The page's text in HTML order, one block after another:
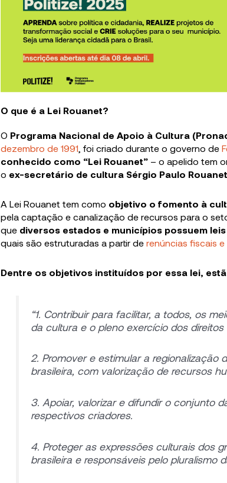
O que é a Lei Rouanet?
O Programa Nacional de Apoio à Cultura
dezembro de 1991 , foi criado durante o governo de
conhecido como “Lei Rouanet” – o apelido tem
o ex-secretário de cultura Sérgio Paulo Rouanet
A Lei Rouanet tem como objetivo o fomento à
pela captação e canalização de recursos para o
que diversos estados e municípios possuem
quais são estruturadas a partir de renúncias fiscais
Dentre os objetivos instituídos por essa lei,
“1. Contribuir para facilitar, a todos, os
da cultura e o pleno exercício dos direitos
2. Promover e estimular a regionalização
brasileira, com valorização de recursos
3. Apoiar, valorizar e difundir o conjunto
respectivos criadores.
4. Proteger as expressões culturais dos
brasileira e responsáveis pelo pluralismo